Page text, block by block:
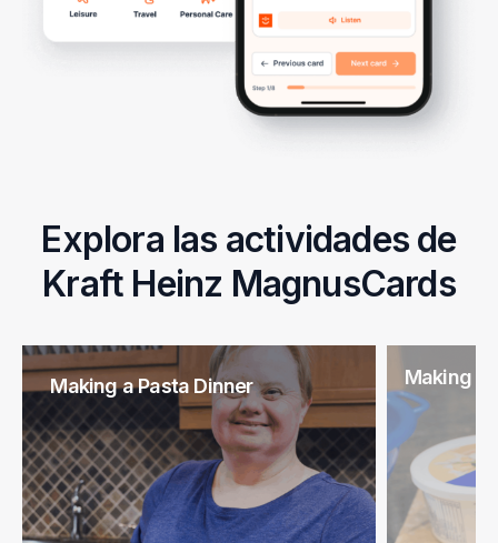
Explora las actividades de
Kraft Heinz MagnusCards
Making a Pasta Dinner Making